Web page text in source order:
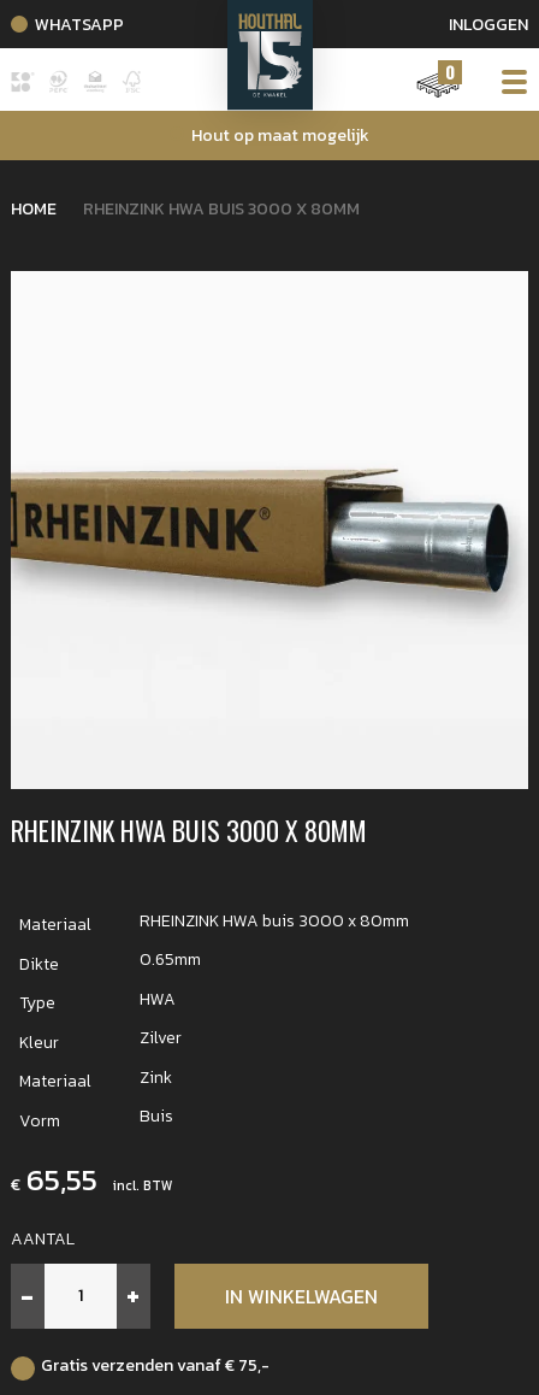
WHATSAPP
INLOGGEN
0
Hout op maat mogelijk
HOME RHEINZINK HWA BUIS 3000 X 80MM
RHEINZINK HWA BUIS 3000 X 80MM
Materiaal
RHEINZINK HWA buis 3000 x 80mm
Dikte
0.65mm
Type
HWA
Kleur
Zilver
Materiaal
Zink
Vorm
Buis
€ 65,55 incl. BTW
AANTAL
-
HWA
buis
x
+ IN WINKELWAGEN
Gratis verzenden vanaf € 75,-